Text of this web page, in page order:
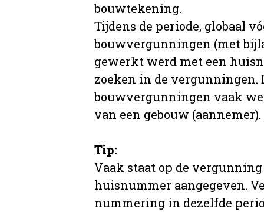
bouwtekening.
Tijdens de periode, globaal
bouwvergunningen (met
gewerkt werd met een
zoeken in de vergunningen.
bouwvergunningen vaak
van een gebouw (aannemer).
Tip:
Vaak staat op de
huisnummer aangegeven.
nummering in dezelfde